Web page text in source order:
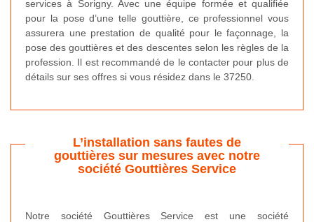
services à Sorigny. Avec une équipe formée et qualifiée
pour la pose d’une telle gouttière, ce professionnel vous
assurera une prestation de qualité pour le façonnage, la
pose des gouttières et des descentes selon les règles de la
profession. Il est recommandé de le contacter pour plus de
détails sur ses offres si vous résidez dans le 37250.
L’installation sans fautes de
gouttières sur mesures avec notre
société Gouttières Service
Notre société Gouttières Service est une société